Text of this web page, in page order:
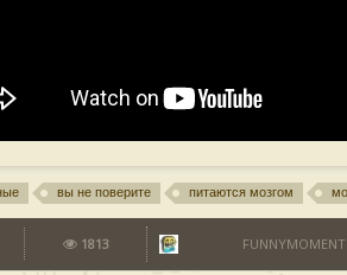
вы не поверите питаются мозгом
1813